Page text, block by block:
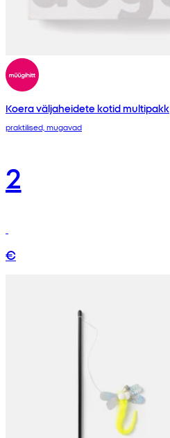
Koera väljaheidete kotid multipakk
praktilised, mugavad
2
€